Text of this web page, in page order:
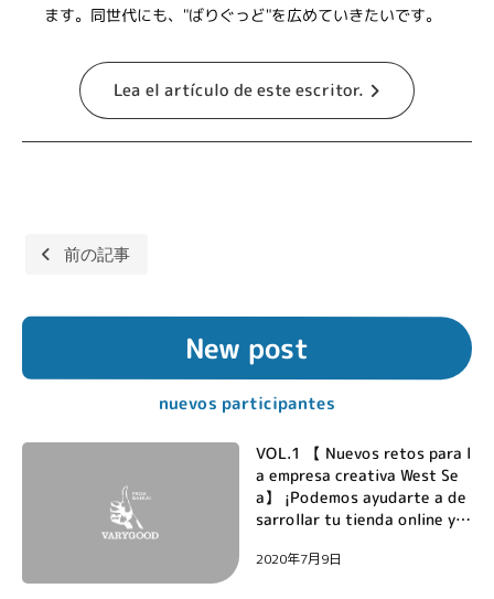
ます。同世代にも、"ばりぐっど"を広めていきたいです。
Lea el artículo de este escritor.
Navegación
entradas
前の記事
New post
nuevos participantes
VOL.1 【 Nuevos retos para l
a empresa creativa West Se
a】 ¡Podemos ayudarte a de
sarrollar tu tienda online y L
2020年7月9日